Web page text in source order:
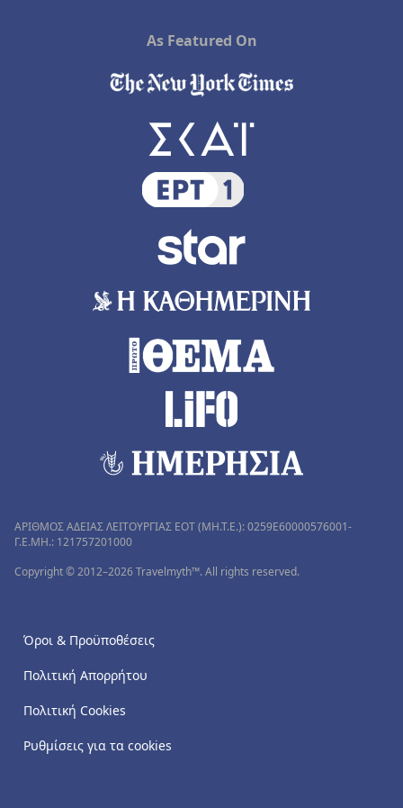
As Featured On
ΑΡΙΘΜΟΣ ΑΔΕΙΑΣ ΛΕΙΤΟΥΡΓΙΑΣ ΕΟΤ (MH.T.E.): 0259Ε60000576001-
Γ.Ε.ΜΗ.: 121757201000
Copyright © 2012–2026 Travelmyth™. All rights reserved.
Όροι & Προϋποθέσεις
Πολιτική Απορρήτου
Πολιτική Cookies
Ρυθμίσεις για τα cookies